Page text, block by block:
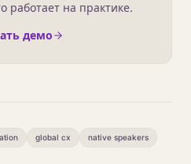
работает на практике.
демо
global cx native speakers